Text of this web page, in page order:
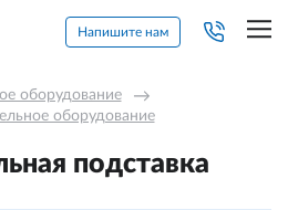
Напишите нам
оборудование →
оборудование
подставка